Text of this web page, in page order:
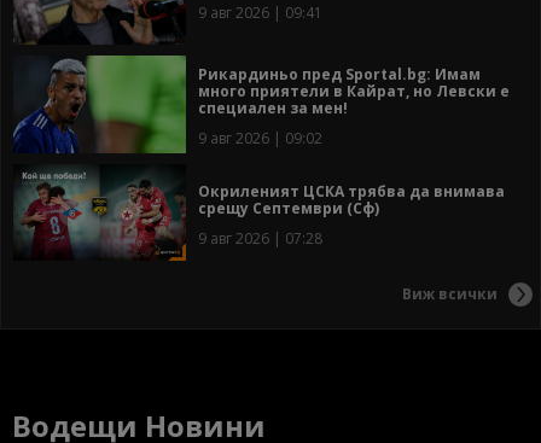
9 авг 2026 | 09:41
Рикардиньо пред Sportal.bg: Имам
много приятели в Кайрат, но Левски е
специален за мен!
9 авг 2026 | 09:02
Окриленият ЦСКА трябва да внимава
срещу Септември (Сф)
9 авг 2026 | 07:28
Виж всички
Водещи Новини